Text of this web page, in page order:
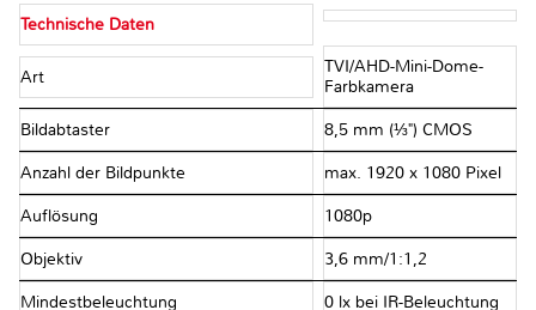
Technische Daten
Art
TVI/AHD-Mini-Dome-
Farbkamera
Bildabtaster 8,5 mm (⅓") CMOS
Anzahl der Bildpunkte max. 1920 x 1080 Pixel
Auflösung 1080p
Objektiv 3,6 mm/1:1,2
Mindestbeleuchtung 0 lx bei IR-Beleuchtung